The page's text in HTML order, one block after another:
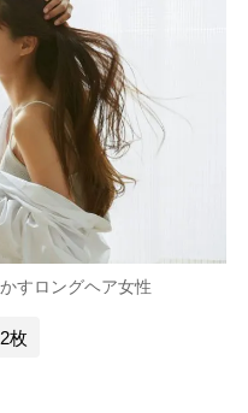
すロングヘア女性
枚